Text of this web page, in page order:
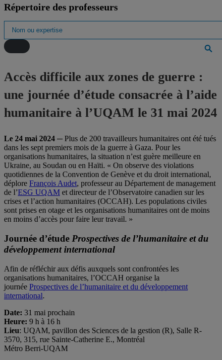
Répertoire des professeurs
Accès difficile aux zones de guerre :
une journée d’étude consacrée à l’aide
humanitaire à l’UQAM le 31 mai 2024
Le 24 mai 2024 ─Plus de 200 travailleurs humanitaires ont été tués
dans les sept premiers mois de la guerre à Gaza. Pour les
organisations humanitaires, la situation n’est guère meilleure en
Ukraine, au Soudan ou en Haïti. « On observe des violations
quotidiennes de la Convention de Genève et du droit international,
déplore François Audet, professeur au Département de management
de l’ESG UQAM et directeur de l’Observatoire canadien sur les
crises et l’action humanitaires (OCCAH). Les populations civiles
sont prises en otage et les organisations humanitaires ont de moins
en moins d’accès pour faire leur travail. »
Journée d’étude Prospectives de l’humanitaire et du
développement international
Afin de réfléchir aux défis auxquels sont confrontées les
organisations humanitaires, l’OCCAH organise la
journée Prospectives de l’humanitaire et du développement
international.
Date: 31 mai prochain
Heure: 9 h à 16 h
Lieu: UQAM, pavillon des Sciences de la gestion (R), Salle R-
3570, 315, rue Sainte-Catherine E., Montréal
Métro Berri-UQAM